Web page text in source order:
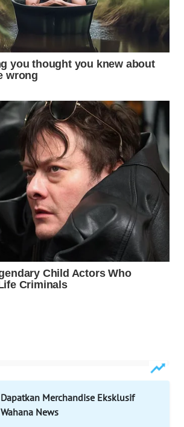
Dapatkan Merchandise Eksklusif
Wahana News